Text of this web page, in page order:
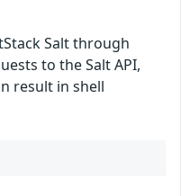
Salt through
to the Salt API,
result in shell